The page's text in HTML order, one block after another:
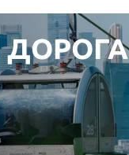
ДОРОГА